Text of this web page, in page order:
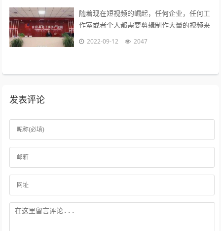
随着现在短视频的崛起，任何企业，任何工
作室或者个人都需要剪辑制作大量的视频来
包装品牌，发抖音，发朋友圈，发淘宝等自
2022-09-12 2047
发表评论